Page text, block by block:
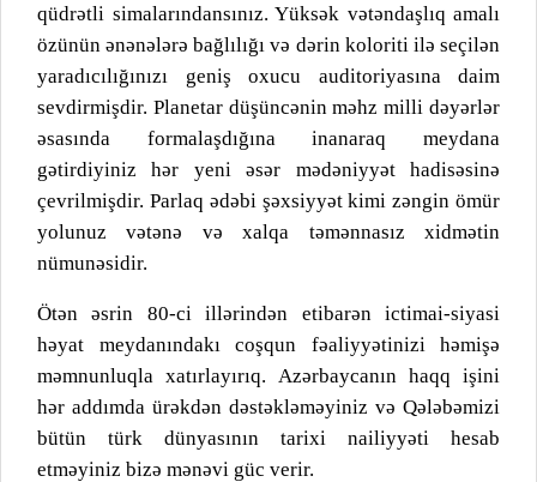
qüdrətli simalarındansınız. Yüksək vətəndaşlıq amalı
özünün ənənələrə bağlılığı və dərin koloriti ilə seçilən
yaradıcılığınızı geniş oxucu auditoriyasına daim
sevdirmişdir. Planetar düşüncənin məhz milli dəyərlər
əsasında formalaşdığına inanaraq meydana
gətirdiyiniz hər yeni əsər mədəniyyət hadisəsinə
çevrilmişdir. Parlaq ədəbi şəxsiyyət kimi zəngin ömür
yolunuz vətənə və xalqa təmənnasız xidmətin
nümunəsidir.
Ötən əsrin 80-ci illərindən etibarən ictimai-siyasi
həyat meydanındakı coşqun fəaliyyətinizi həmişə
məmnunluqla xatırlayırıq. Azərbaycanın haqq işini
hər addımda ürəkdən dəstəkləməyiniz və Qələbəmizi
bütün türk dünyasının tarixi nailiyyəti hesab
etməyiniz bizə mənəvi güc verir.